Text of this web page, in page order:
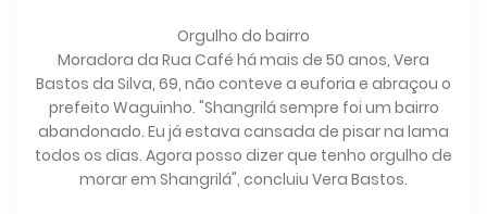
Orgulho do bairro
Moradora da Rua Café há mais de 50 anos, Vera
Bastos da Silva, 69, não conteve a euforia e abraçou o
prefeito Waguinho. "Shangrilá sempre foi um bairro
abandonado. Eu já estava cansada de pisar na lama
todos os dias. Agora posso dizer que tenho orgulho de
morar em Shangrilá", concluiu Vera Bastos.